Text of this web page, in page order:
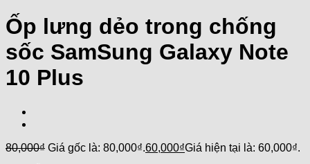
Ốp lưng dẻo trong chống
sốc SamSung Galaxy Note
10 Plus
80,000₫ Giá gốc là: 80,000₫.60,000₫Giá hiện tại là: 60,000₫.